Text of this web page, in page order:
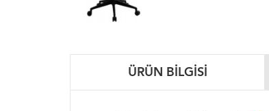
ÜRÜN BILGISI